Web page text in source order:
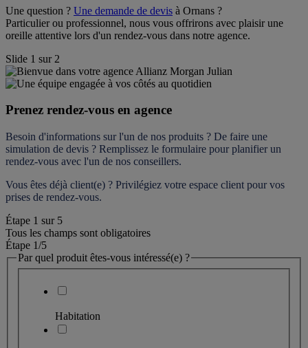
Une question ? Une demande de devis à Ornans ?
Particulier ou professionnel, nous vous offrirons avec plaisir une
oreille attentive lors d'un rendez-vous dans notre agence.
Slide 1 sur 2
Prenez rendez-vous en agence
Besoin d'informations sur l'un de nos produits ? De faire une
simulation de devis ? Remplissez le formulaire pour planifier un
rendez-vous avec l'un de nos conseillers.
Vous êtes déjà client(e) ? Privilégiez votre espace client pour vos
prises de rendez-vous.
Étape 1 sur 5
Tous les champs sont obligatoires
Étape 1/5
Par quel produit êtes-vous intéressé(e) ?
Habitation